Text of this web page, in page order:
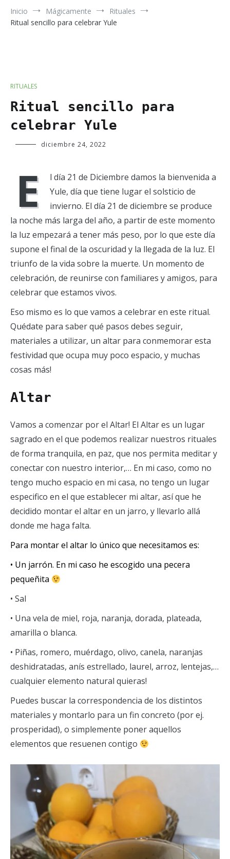
Inicio Mágicamente
Rituales
Ritual sencillo para celebrar Yule
RITUALES
Ritual sencillo para
celebrar Yule
Verde
diciembre 24, 2022
E
l día 21 de Diciembre damos la bienvenida a
Yule, día que tiene lugar el solsticio de
invierno. El día 21 de diciembre se produce
la noche más larga del año, a partir de este momento
la luz empezará a tener más peso, por lo que este día
supone el final de la oscuridad y la llegada de la luz. El
triunfo de la vida sobre la muerte. Un momento de
celebración, de reunirse con familiares y amigos, para
celebrar que estamos vivos.
Eso mismo es lo que vamos a celebrar en este ritual.
Quédate para saber qué pasos debes seguir,
materiales a utilizar, un altar para conmemorar esta
festividad que ocupa muy poco espacio, y muchas
cosas más!
Altar
Vamos a comenzar por el Altar! El Altar es un lugar
sagrado en el que podemos realizar nuestros rituales
de forma tranquila, en paz, que nos permita meditar y
conectar con nuestro interior,… En mi caso, como no
tengo mucho espacio en mi casa, no tengo un lugar
especifico en el que establecer mi altar, así que he
decidido montar el altar en un jarro, y llevarlo allá
donde me haga falta.
Para montar el altar lo único que necesitamos es:
• Un jarrón. En mi caso he escogido una pecera
pequeñita
• Sal
• Una vela de miel, roja, naranja, dorada, plateada,
amarilla o blanca.
• Piñas, romero, muérdago, olivo, canela, naranjas
deshidratadas, anís estrellado, laurel, arroz, lentejas,…
cualquier elemento natural quieras!
Puedes buscar la correspondencia de los distintos
materiales y montarlo para un fin concreto (por ej.
prosperidad), o simplemente poner aquellos
elementos que resuenen contigo